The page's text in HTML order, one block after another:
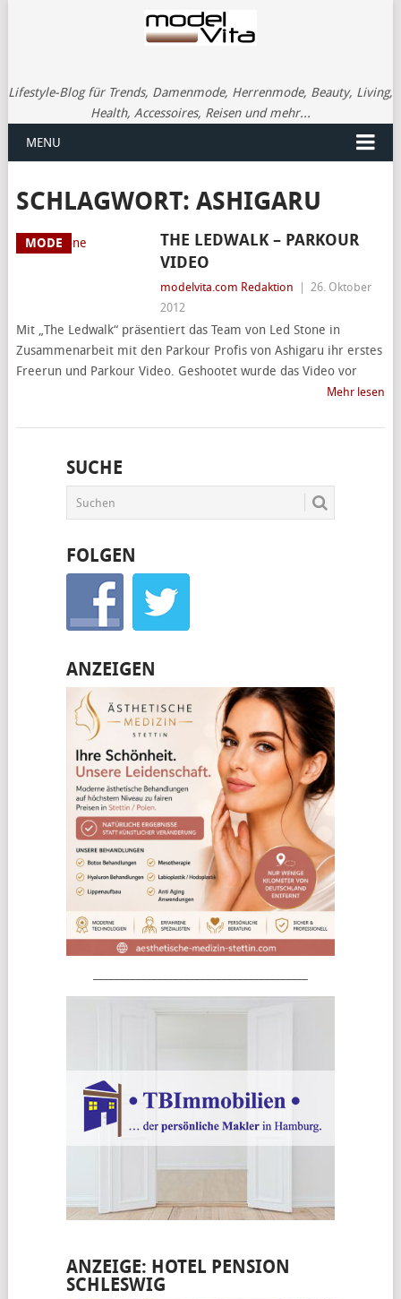
Lifestyle-Blog für Trends, Damenmode, Herrenmode, Beauty, Living,
Health, Accessoires, Reisen und mehr...
MENU
SCHLAGWORT: ASHIGARU
MODE
THE LEDWALK – PARKOUR
VIDEO
modelvita.com Redaktion
26. Oktober
2012
Mit „The Ledwalk“ präsentiert das Team von Led Stone in
Zusammenarbeit mit den Parkour Profis von Ashigaru ihr erstes
Freerun und Parkour Video. Geshootet wurde das Video vor
Mehr lesen
SUCHE
FOLGEN
ANZEIGEN
ANZEIGE: HOTEL PENSION
SCHLESWIG